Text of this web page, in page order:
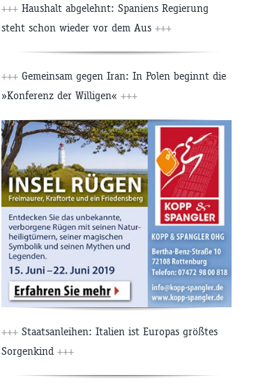
+++ Haushalt abgelehnt: Spaniens Regierung
steht schon wieder vor dem Aus +++
+++ Gemeinsam gegen Iran: In Polen beginnt die
»Konferenz der Willigen« +++
+++ Staatsanleihen: Italien ist Europas größtes
Sorgenkind +++